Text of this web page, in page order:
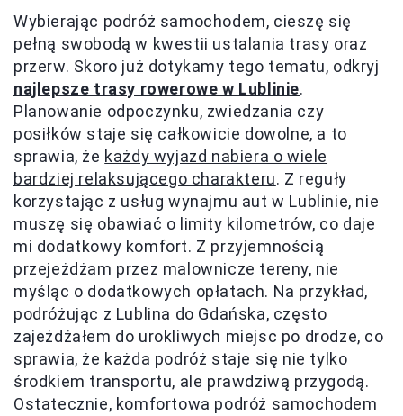
Wybierając podróż samochodem, cieszę się
pełną swobodą w kwestii ustalania trasy oraz
przerw. Skoro już dotykamy tego tematu, odkryj
najlepsze trasy rowerowe w Lublinie.
Planowanie odpoczynku, zwiedzania czy
posiłków staje się całkowicie dowolne, a to
sprawia, że każdy wyjazd nabiera o wiele
bardziej relaksującego charakteru. Z reguły
korzystając z usług wynajmu aut w Lublinie, nie
muszę się obawiać o limity kilometrów, co daje
mi dodatkowy komfort. Z przyjemnością
przejeżdżam przez malownicze tereny, nie
myśląc o dodatkowych opłatach. Na przykład,
podróżując z Lublina do Gdańska, często
zajeżdżałem do urokliwych miejsc po drodze, co
sprawia, że każda podróż staje się nie tylko
środkiem transportu, ale prawdziwą przygodą.
Ostatecznie, komfortowa podróż samochodem